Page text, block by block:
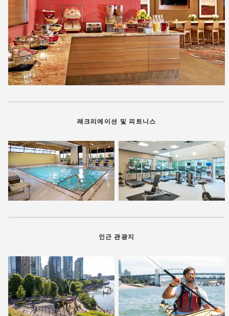
레크리에이션 및 피트니스
인근 관광지